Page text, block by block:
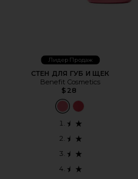
Лидер Продаж
СТЕН ДЛЯ ГУБ И ЩЕК
Benefit Cosmetics
$28